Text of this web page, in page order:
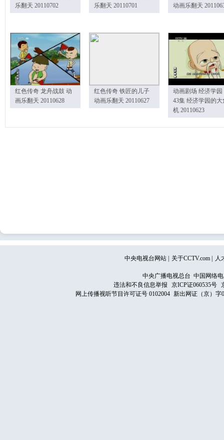
乐翻天 20110702
乐翻天 20110701
动画乐翻天
红色传奇 龙舟战鼓 动
画乐翻天 20110628
红色传奇 铁匠的儿子
动画乐翻天 20110627
动画剧场 经济学园
43集 经济学园的大
机 20110623
中央电视台网站 关于CCTV.com 人
中央广播电视总台 中国网络
违法和不良信息举报
京ICP证060535号
网上传播视听节目许可证号 0102004 新出网证（京）